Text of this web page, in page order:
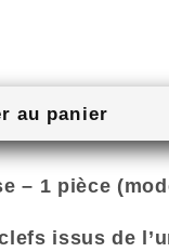
au panier
– 1 pièce
issus de